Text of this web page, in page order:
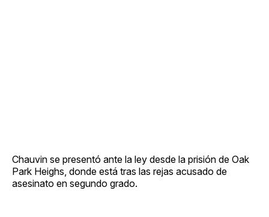
Chauvin se presentó ante la ley desde la prisión de Oak
Park Heighs, donde está tras las rejas acusado de
asesinato en segundo grado.